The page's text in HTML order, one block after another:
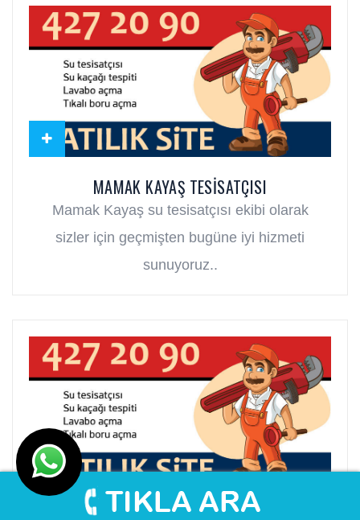
MAMAK KAYAŞ TESISATÇISI
Mamak Kayaş su tesisatçısı ekibi olarak
sizler için geçmişten bugüne iyi hizmeti
sunuyoruz..